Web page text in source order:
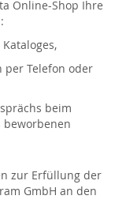
Online-Shop Ihre
per Telefon oder
beim
beworbenen
zur Erfüllung der
GmbH an den